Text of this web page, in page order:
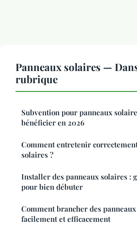
Panneaux solaires —
rubrique
Subvention pour panneaux
bénéficier en 2026
Comment entretenir
solaires ?
Installer des panneaux solaires :
pour bien débuter
Comment brancher des
facilement et efficacement